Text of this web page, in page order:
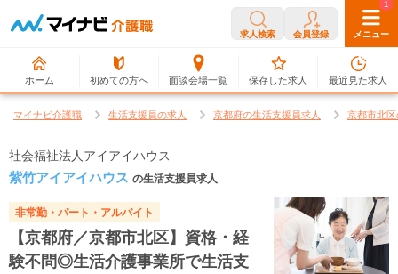
求人検索 会員登録 メニュー
ホーム 初めての方へ 面談会場一覧
0
保存した求人
1
最近見た求人
マイナビ介護職 生活支援員の求人 京都府の生活支援員求人 京都市北
社会福祉法人アイアイハウス
紫竹アイアイハウス の生活支援員求人
非常勤・パート・アルバイト
【京都府／京都市北区】資格・経
験不問◎生活介護事業所で生活支